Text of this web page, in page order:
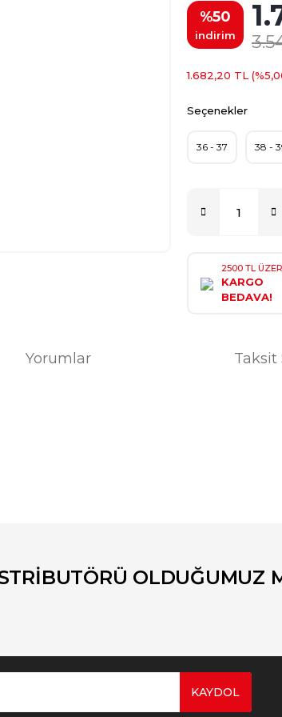
%50
indirim
1.682,20 TL
Seçenekler
36 - 37 38 -
2500 TL
KARGO
BEDAVA!
Yorumlar Taksit
Yorum Yaz
OLDUĞUMUZ
KAYDOL